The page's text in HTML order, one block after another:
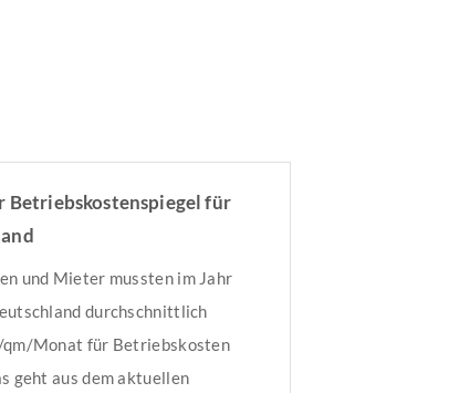
Betriebskostenspiegel für
und Mieter mussten im Jahr
durchschnittlich
qm/Monat für Betriebskosten
geht aus dem aktuellen